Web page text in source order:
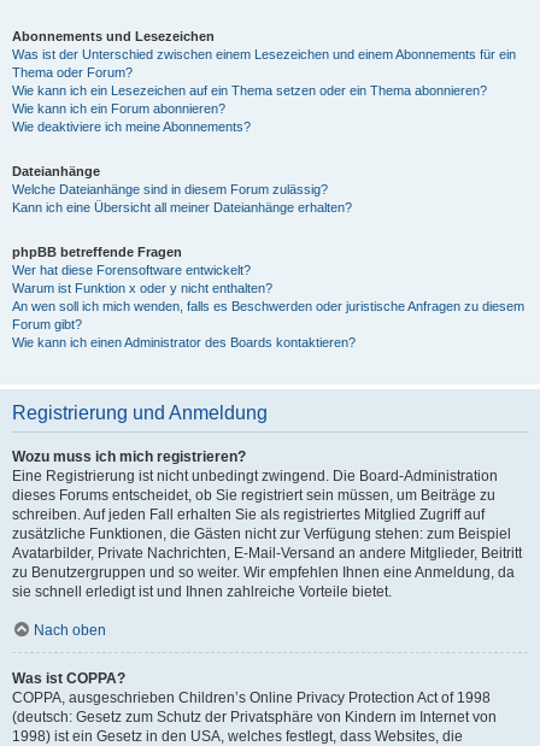
Abonnements und Lesezeichen
Was ist der Unterschied zwischen einem Lesezeichen und einem Abonnements für ein
Thema oder Forum?
Wie kann ich ein Lesezeichen auf ein Thema setzen oder ein Thema abonnieren?
Wie kann ich ein Forum abonnieren?
Wie deaktiviere ich meine Abonnements?
Dateianhänge
Welche Dateianhänge sind in diesem Forum zulässig?
Kann ich eine Übersicht all meiner Dateianhänge erhalten?
phpBB betreffende Fragen
Wer hat diese Forensoftware entwickelt?
Warum ist Funktion x oder y nicht enthalten?
An wen soll ich mich wenden, falls es Beschwerden oder juristische Anfragen zu diesem
Forum gibt?
Wie kann ich einen Administrator des Boards kontaktieren?
Registrierung und Anmeldung
Wozu muss ich mich registrieren?
Eine Registrierung ist nicht unbedingt zwingend. Die Board-Administration
dieses Forums entscheidet, ob Sie registriert sein müssen, um Beiträge zu
schreiben. Auf jeden Fall erhalten Sie als registriertes Mitglied Zugriff auf
zusätzliche Funktionen, die Gästen nicht zur Verfügung stehen: zum Beispiel
Avatarbilder, Private Nachrichten, E-Mail-Versand an andere Mitglieder, Beitritt
zu Benutzergruppen und so weiter. Wir empfehlen Ihnen eine Anmeldung, da
sie schnell erledigt ist und Ihnen zahlreiche Vorteile bietet.
Nach oben
Was ist COPPA?
COPPA, ausgeschrieben Children’s Online Privacy Protection Act of 1998
(deutsch: Gesetz zum Schutz der Privatsphäre von Kindern im Internet von
1998) ist ein Gesetz in den USA, welches festlegt, dass Websites, die